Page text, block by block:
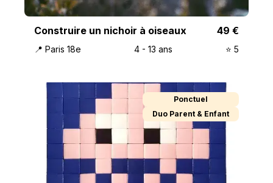
Construire un nichoir à oiseaux 49 €
📍 Paris 18e 4 - 13 ans ⭐️ 5
Ponctuel
Duo Parent & Enfant